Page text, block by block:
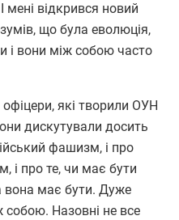
мені відкрився новий
що була еволюція,
і вони між собою часто
офіцери, які творили ОУН
дискутували досить
фашизм, і про
і про те, чи має бути
вона має бути. Дуже
Назовні не все